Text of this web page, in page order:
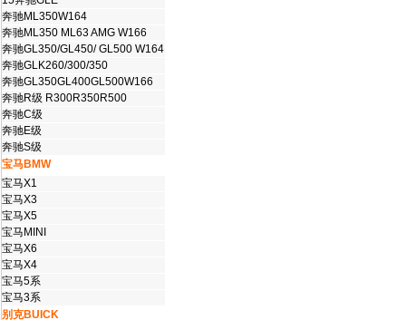
奔驰ML350W164
奔驰ML350 ML63 AMG W166
奔驰GL350/GL450/ GL500 W164
奔驰GLK260/300/350
奔驰GL350GL400GL500W166
奔驰R级 R300R350R500
奔驰C级
奔驰E级
奔驰S级
宝马BMW
宝马X1
宝马X3
宝马X5
宝马MINI
宝马X6
宝马X4
宝马5系
宝马3系
别克BUICK